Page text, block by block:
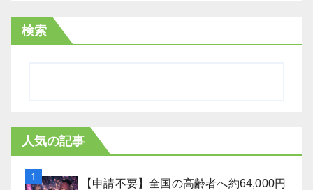
検索
人気の記事
【申請不要】全国の高齢者へ約64,000円